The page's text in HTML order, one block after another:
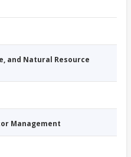
and Natural Resource
Management